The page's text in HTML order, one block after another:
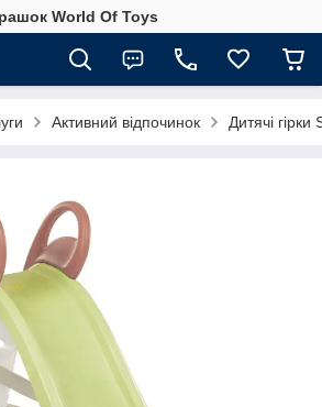
World Of Toys
Активний відпочинок Дитячі гірки